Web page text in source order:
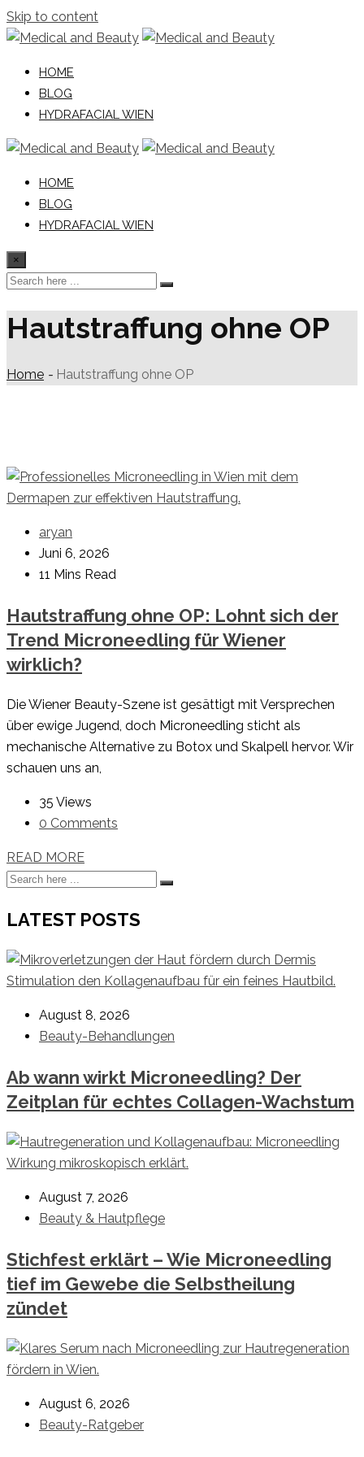
Skip to content
HOME
BLOG
HYDRAFACIAL WIEN
HOME
BLOG
HYDRAFACIAL WIEN
×
Hautstraffung ohne OP
Home - Hautstraffung ohne OP
aryan
Juni 6, 2026
11 Mins Read
Hautstraffung ohne OP: Lohnt sich der
Trend Microneedling für Wiener
wirklich?
Die Wiener Beauty-Szene ist gesättigt mit Versprechen
über ewige Jugend, doch Microneedling sticht als
mechanische Alternative zu Botox und Skalpell hervor. Wir
schauen uns an,
35 Views
0 Comments
READ MORE
LATEST POSTS
August 8, 2026
Beauty-Behandlungen
Ab wann wirkt Microneedling? Der
Zeitplan für echtes Collagen-Wachstum
August 7, 2026
Beauty & Hautpflege
Stichfest erklärt – Wie Microneedling
tief im Gewebe die Selbstheilung
zündet
August 6, 2026
Beauty-Ratgeber